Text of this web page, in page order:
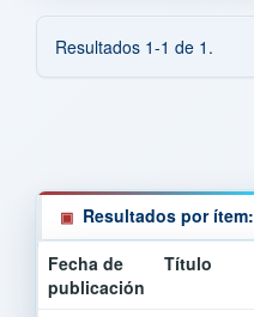
Resultados 1-1 de 1.
Resultados por ítem:
Fecha de
publicación
Título